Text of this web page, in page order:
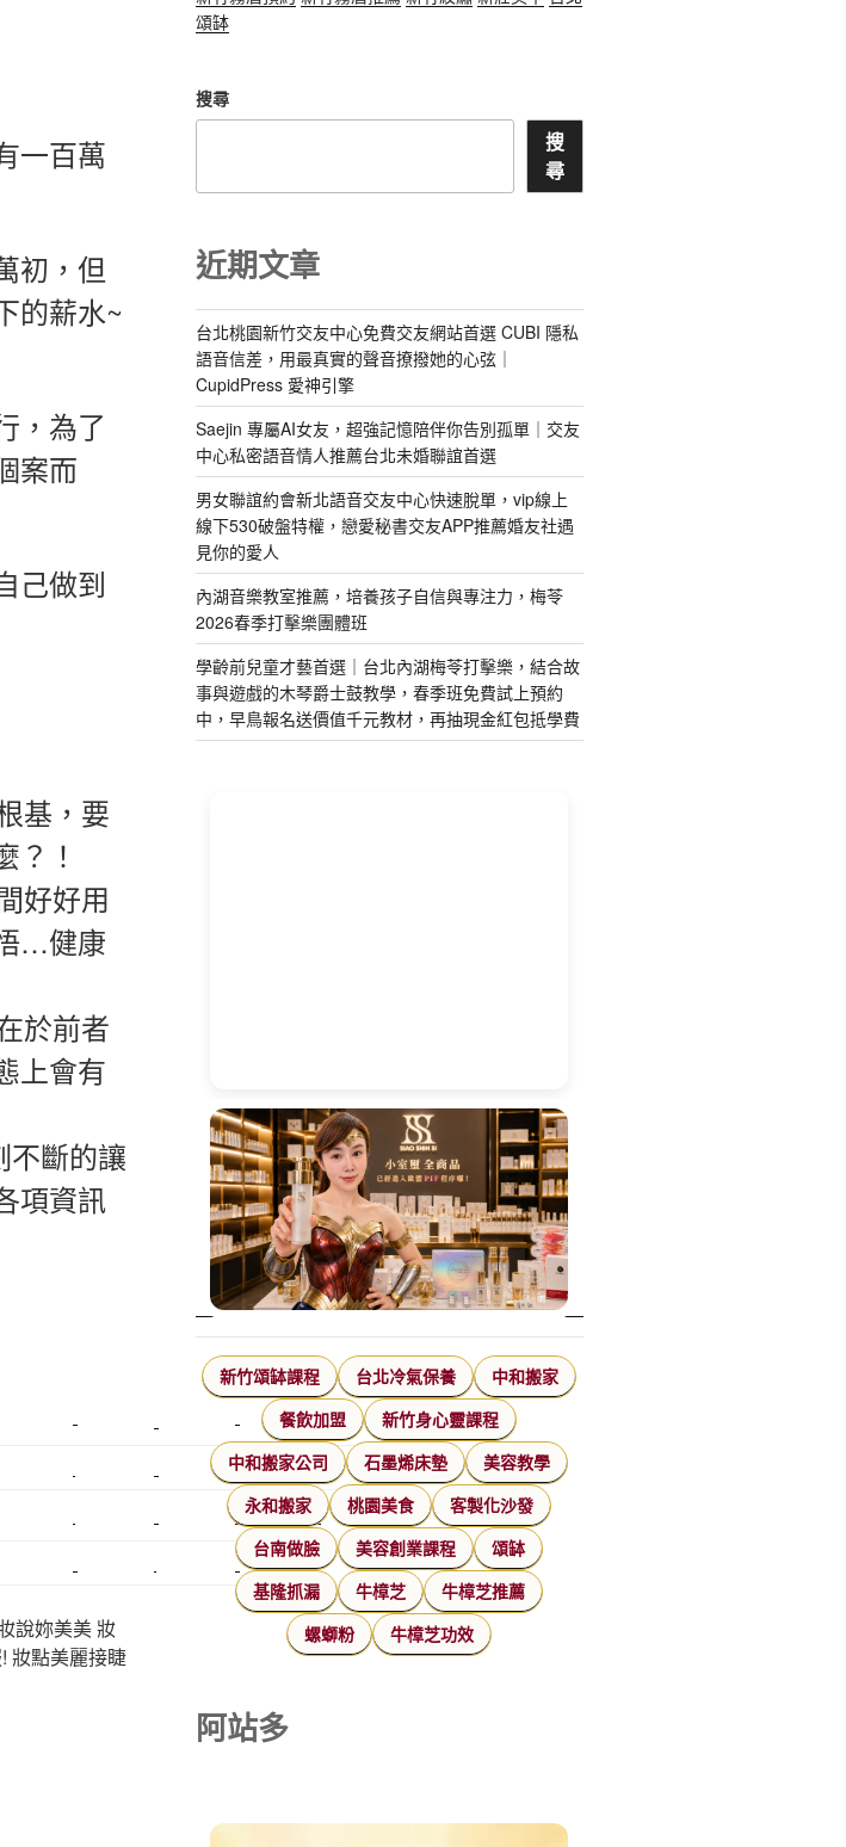
一百萬
初，但
的薪水~
，為了
案而
己做到
基，要
？！
好好用
…健康
於前者
上會有
不斷的讓
項資訊
說妳美美 妝
妝點美麗接睫
頌缽
搜尋
搜
尋
近期文章
台北桃園新竹交友中心免費交友網站首選 CUBI 隱私
語音信差，用最真實的聲音撩撥她的心弦｜
CupidPress 愛神引擎
Saejin 專屬AI女友，超強記憶陪伴你告別孤單｜交友
中心私密語音情人推薦台北未婚聯誼首選
男女聯誼約會新北語音交友中心快速脫單，vip線上
線下530破盤特權，戀愛秘書交友APP推薦婚友社遇
見你的愛人
內湖音樂教室推薦，培養孩子自信與專注力，梅苓
2026春季打擊樂團體班
學齡前兒童才藝首選｜台北內湖梅苓打擊樂，結合故
事與遊戲的木琴爵士鼓教學，春季班免費試上預約
中，早鳥報名送價值千元教材，再抽現金紅包抵學費
新竹頌缽課程 台北冷氣保養 中和搬家
餐飲加盟 新竹身心靈課程
中和搬家公司 石墨烯床墊 美容教學
永和搬家 桃園美食 客製化沙發
台南做臉 美容創業課程 頌缽
基隆抓漏 牛樟芝 牛樟芝推薦
螺螄粉 牛樟芝功效
阿站多